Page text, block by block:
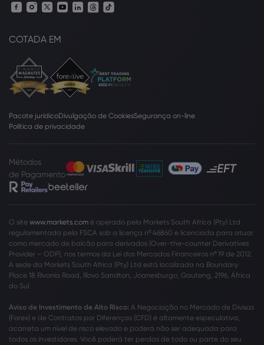
COTADA EM
Pacote jurídicoDivulgação de CookiesSegurança on-line
Política de privacidade
Métodos
de Pagamento
O site www.markets.com é operado pela Markets South Africa (Pty) Ltd
regulamentada pela FSCA sob a licença nº 46860 e licenciada para atuar
como mercado de balcão para derivados (Over-the-counter Derivatives
Provider – ODP), nos termos da Lei dos Mercados Financeiros nº 19 de 2012.
A sede da Markets South Africa (Pty) Ltd está localizada na Boundary
Place 18 Rivonia Road, Illovo Sandton, Joanesburgo, Gauteng, 2196, África
do Sul.
Aviso de Investimento de Alto Risco: A Negociação no Mercado de Divisas
(Forex) e de Contratos por Diferenças (CFD) é altamente especulativa,
acarreta um nível de risco elevado e poderá não ser adequada para
todos os investidores. Você poderá ter perdas de todo ou parte do seu